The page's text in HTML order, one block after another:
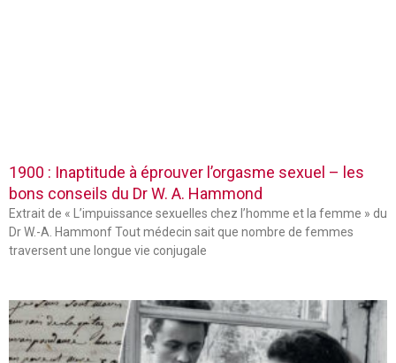
1900 : Inaptitude à éprouver l’orgasme sexuel – les
bons conseils du Dr W. A. Hammond
Extrait de « L’impuissance sexuelles chez l’homme et la femme » du
Dr W.-A. Hammonf Tout médecin sait que nombre de femmes
traversent une longue vie conjugale